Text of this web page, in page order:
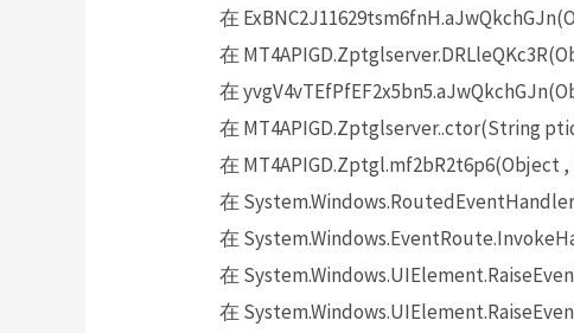
在
在
在
在 MT4APIGD.Zptglserver..ctor(String
在 MT4APIGD.Zptgl.mf2bR2t6p6(Object
在
在
在
在